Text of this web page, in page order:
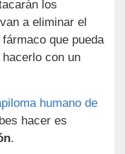
los
a eliminar el
que pueda
con un
humano de
hacer es
.